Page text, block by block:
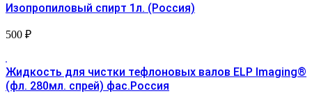
Изопропиловый спирт 1л. (Россия)
500 ₽
Жидкость для чистки тефлоновых валов ELP Imaging®
(фл. 280мл. спрей) фас.Россия